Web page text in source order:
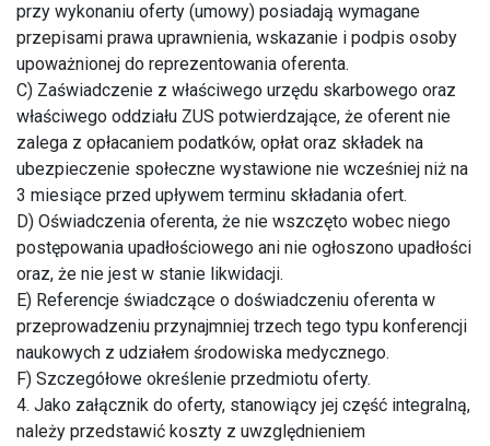
przy wykonaniu oferty (umowy) posiadają wymagane
przepisami prawa uprawnienia, wskazanie i podpis osoby
upoważnionej do reprezentowania oferenta.
C) Zaświadczenie z właściwego urzędu skarbowego oraz
właściwego oddziału ZUS potwierdzające, że oferent nie
zalega z opłacaniem podatków, opłat oraz składek na
ubezpieczenie społeczne wystawione nie wcześniej niż na
3 miesiące przed upływem terminu składania ofert.
D) Oświadczenia oferenta, że nie wszczęto wobec niego
postępowania upadłościowego ani nie ogłoszono upadłości
oraz, że nie jest w stanie likwidacji.
E) Referencje świadczące o doświadczeniu oferenta w
przeprowadzeniu przynajmniej trzech tego typu konferencji
naukowych z udziałem środowiska medycznego.
F) Szczegółowe określenie przedmiotu oferty.
4. Jako załącznik do oferty, stanowiący jej część integralną,
należy przedstawić koszty z uwzględnieniem